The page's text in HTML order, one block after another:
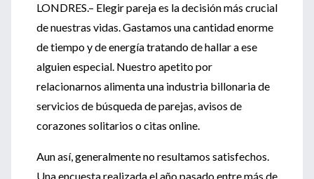
LONDRES.– Elegir pareja es la decisión más crucial
de nuestras vidas. Gastamos una cantidad enorme
de tiempo y de energía tratando de hallar a ese
alguien especial. Nuestro apetito por
relacionarnos alimenta una industria billonaria de
servicios de búsqueda de parejas, avisos de
corazones solitarios o citas online.
Aun así, generalmente no resultamos satisfechos.
Una encuesta realizada el año pasado entre más de